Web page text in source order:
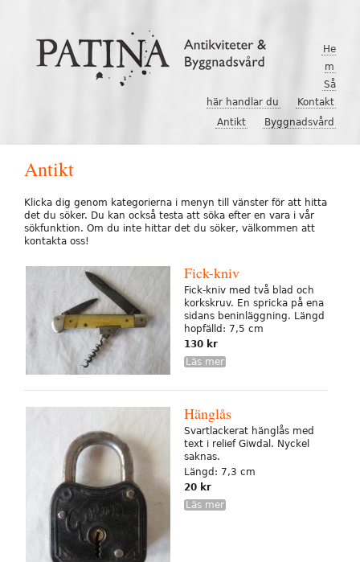
He
m
Så
här handlar du
Kontakt
Antikt
Byggnadsvård
Antikt
Klicka dig genom kategorierna i menyn till vänster för att hitta
det du söker. Du kan också testa att söka efter en vara i vår
sökfunktion. Om du inte hittar det du söker, välkommen att
kontakta oss!
Fick-kniv
Fick-kniv med två blad och
korkskruv. En spricka på ena
sidans beninläggning. Längd
hopfälld: 7,5 cm
130 kr
Läs mer
Hänglås
Svartlackerat hänglås med
text i relief Giwdal. Nyckel
saknas.
Längd: 7,3 cm
20 kr
Läs mer